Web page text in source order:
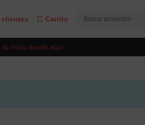
clientes Carrito
moto desde aquí